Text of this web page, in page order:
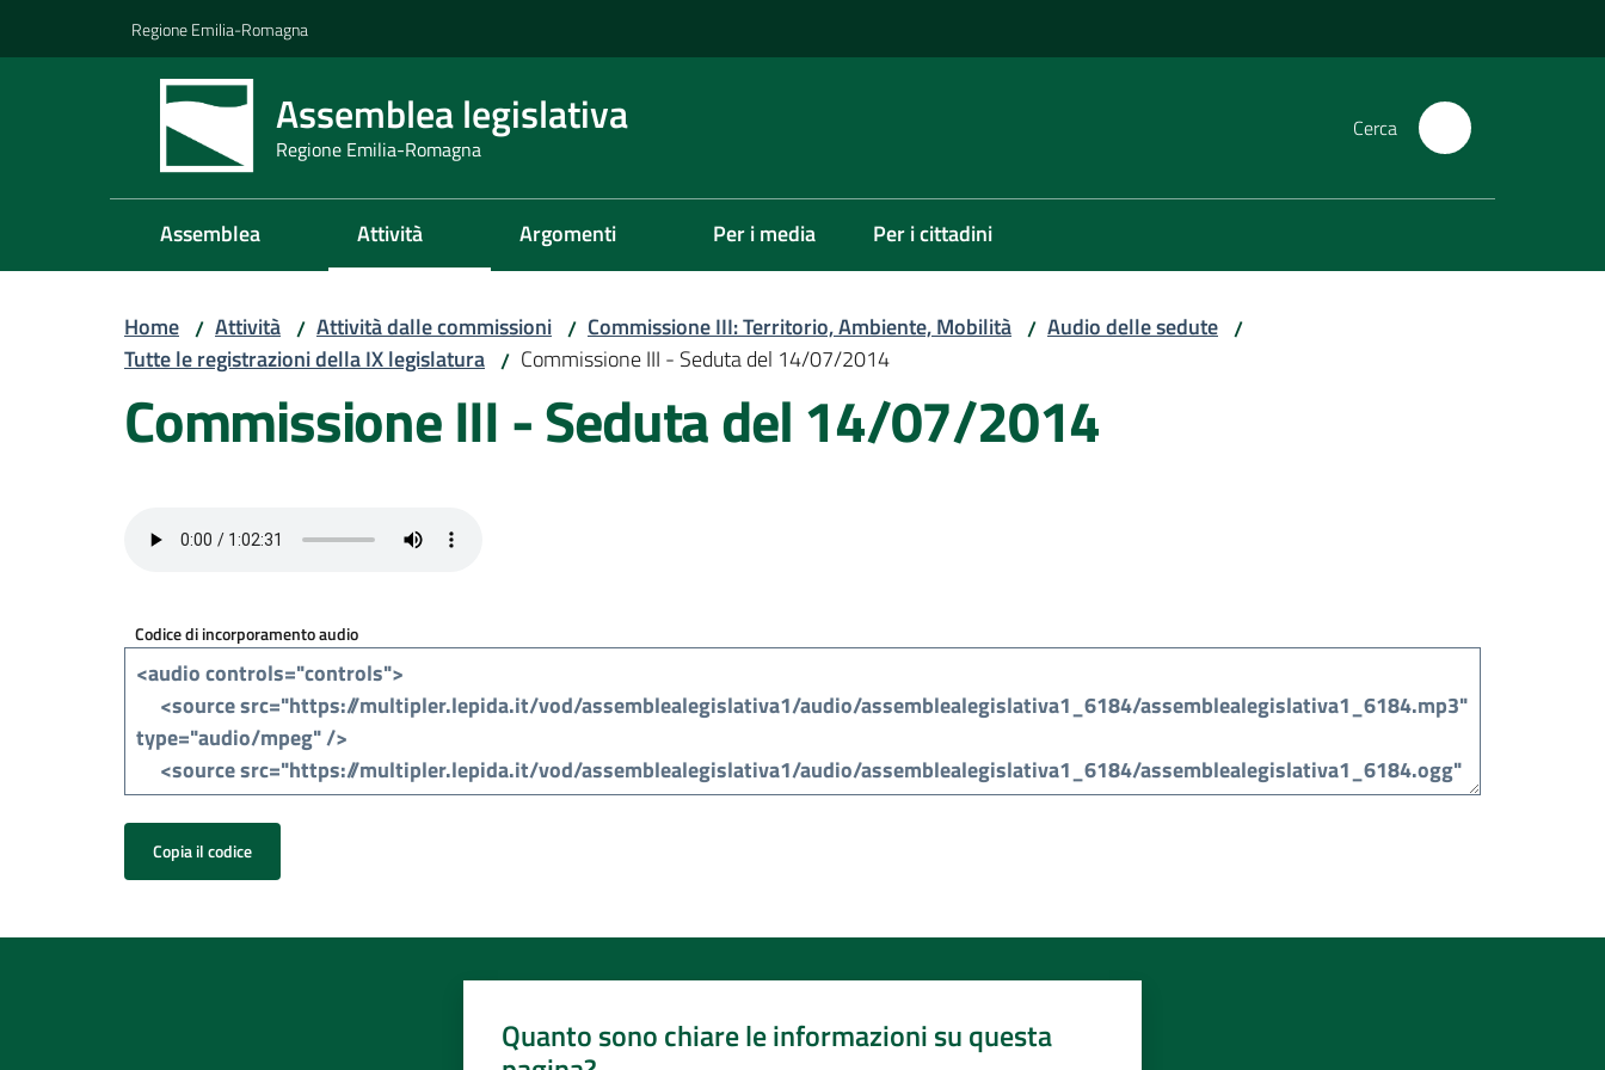
Regione Emilia-Romagna
Assemblea legislativa
Regione Emilia-Romagna
Cerca
Assemblea Attività Argomenti Per i media Per i cittadini
Home / Attività / Attività dalle commissioni / Commissione III: Territorio, Ambiente, Mobilità / Audio delle sedute /
Tutte le registrazioni della IX legislatura / Commissione III - Seduta del 14/07/2014
Commissione III - Seduta del 14/07/2014
Codice di incorporamento audio
Copia il codice
Quanto sono chiare le informazioni su questa